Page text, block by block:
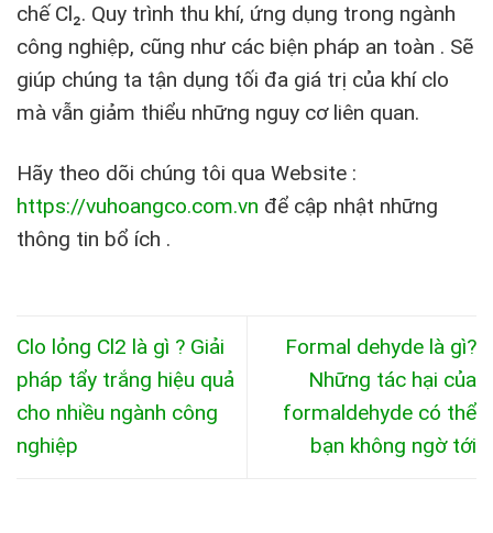
chế Cl₂. Quy trình thu khí, ứng dụng trong ngành
công nghiệp, cũng như các biện pháp an toàn . Sẽ
giúp chúng ta tận dụng tối đa giá trị của khí clo
mà vẫn giảm thiểu những nguy cơ liên quan.
Hãy theo dõi chúng tôi qua Website :
https://vuhoangco.com.vn để cập nhật những
thông tin bổ ích .
Clo lỏng Cl2 là gì ? Giải
pháp tẩy trắng hiệu quả
cho nhiều ngành công
nghiệp
Formal dehyde là gì?
Những tác hại của
formaldehyde có thể
bạn không ngờ tới